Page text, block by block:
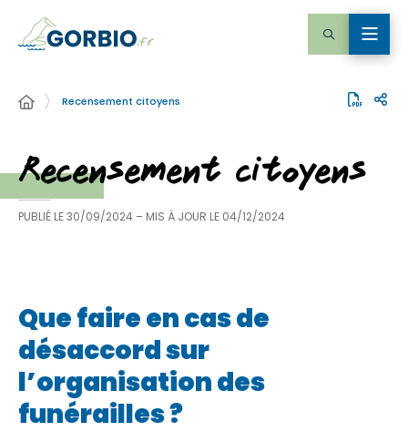
Recensement citoyens
Recensement citoyens
PUBLIÉ LE30/09/2024 – MIS À JOUR LE 04/12/2024
Que faire en cas de
désaccord sur
l’organisation des
funérailles ?